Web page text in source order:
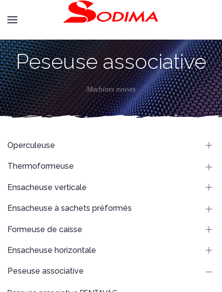
Peseuse associative
Machines neuves
Operculeuse
Thermoformeuse
Ensacheuse verticale
Ensacheuse à sachets préformés
Formeuse de caisse
Ensacheuse horizontale
Peseuse associative